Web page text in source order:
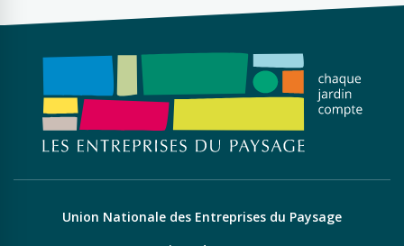
Union Nationale des Entreprises du Paysage